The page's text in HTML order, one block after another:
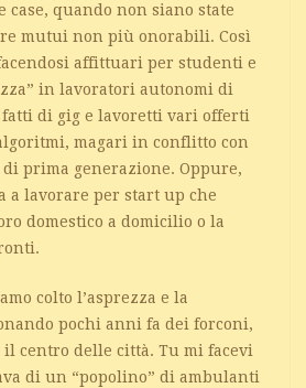
case, quando non siano state
mutui non più onorabili. Così
affittuari per studenti e
in lavoratori autonomi di
di gig e lavoretti vari offerti
magari in conflitto con
prima generazione. Oppure,
a lavorare per start up che
domestico a domicilio o la
colto l’asprezza e la
pochi anni fa dei forconi,
centro delle città. Tu mi facevi
di un “popolino” di ambulanti